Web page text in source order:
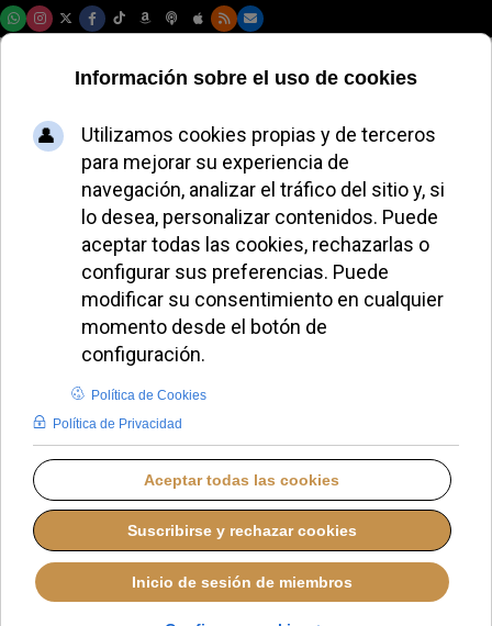
El cardenal
Cañizares mejora y
regresa a su
residencia en
Valencia
MARTES, 19 AGOSTO 2025 12:24